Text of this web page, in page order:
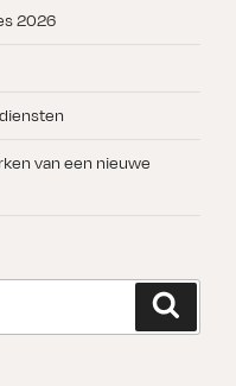
2026
van een nieuwe